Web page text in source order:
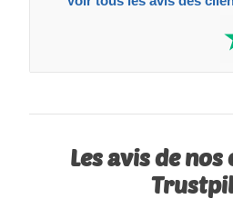
Les avis de